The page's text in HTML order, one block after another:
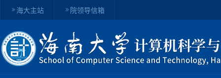
海大主站 院领导信箱